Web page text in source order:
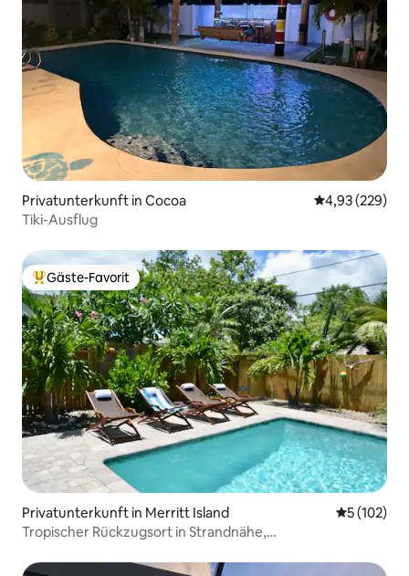
Privatunterkunft in Cocoa
4,93 (229)
Tiki-Ausflug
Beliebter Gäste-Favorit.
Gäste-Favorit
Privatunterkunft in Merritt Island
5 (102)
Tropischer Rückzugsort in Strandnähe,